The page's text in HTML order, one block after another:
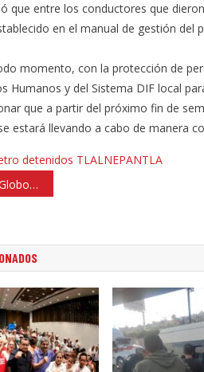
que entre los conductores que
en el manual de gestión del
momento, con la protección de
Humanos y del Sistema DIF local
que a partir del próximo fin de
estará llevando a cabo de manera
detenidos TLALNEPANTLA
Animada